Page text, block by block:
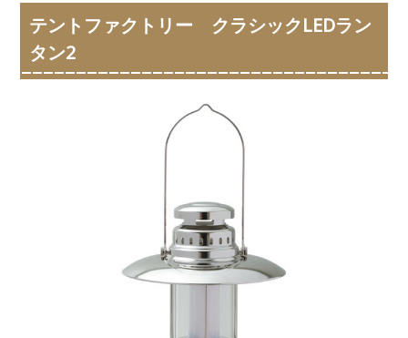
テントファクトリー クラシックLEDラン
タン2